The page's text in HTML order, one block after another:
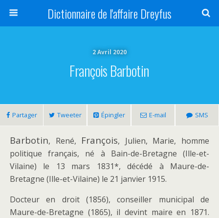
Dictionnaire de l'affaire Dreyfus
2 Avril 2020
François Barbotin
Partager Tweeter Épingler E-mail SMS
Barbotin, René, François, Julien, Marie, homme
politique français, né à Bain-de-Bretagne (Ille-et-
Vilaine) le 13 mars 1831*, décédé à Maure-de-
Bretagne (Ille-et-Vilaine) le 21 janvier 1915.
Docteur en droit (1856), conseiller municipal de
Maure-de-Bretagne (1865), il devint maire en 1871.